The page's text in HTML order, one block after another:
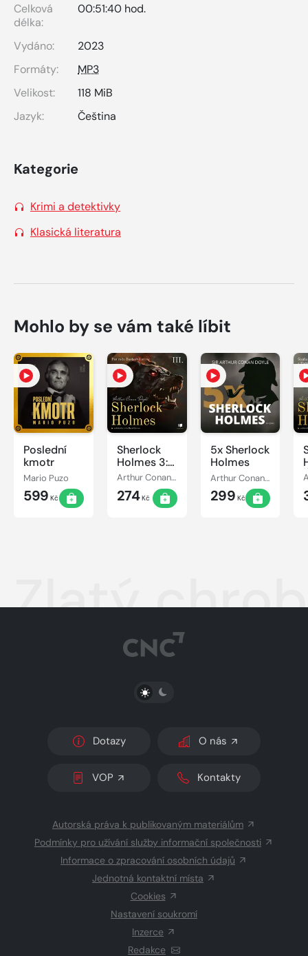
Celková
délka:
00:51:40 hod.
Vydáno:
2023
Formáty:
MP3
Velikost:
118 MiB
Jazyk:
Čeština
Kategorie
Krimi a detektivky
Klasická literatura
Mohlo by se vám také líbit
Poslední
kmotr
Mario Puzo
599 Kč
Sherlock
Holmes 3:
Pes rodu
Baskervillovcov
Arthur Conan Doyle
274Kč
5x Sherlock
Holmes
Arthur Conan Doyle
299 Kč
Zlatý
PŘEPNOUT SVĚTLÝ/TMAVÝ REŽIM
Dotazy O nás
VOP Kontakty
Autorská práva k publikovaným materiálům
Podmínky pro užívání služby informační společnosti
Informace o zpracování osobních údajů
Jednotná kontaktní místa
Cookies
Nastavení soukromí
Inzerce
Redakce